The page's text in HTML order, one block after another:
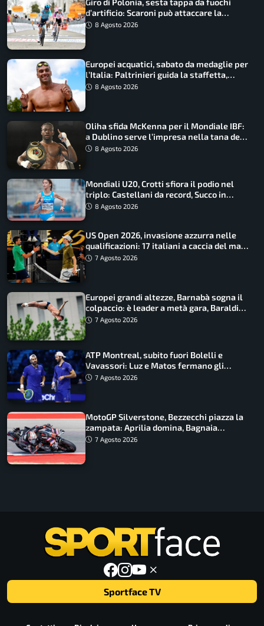
Giro di Polonia, sesta tappa da fuochi
d’artificio: Scaroni può attaccare la
maglia di Lemmen
8 Agosto 2026
Europei acquatici, sabato da medaglie per
l’Italia: Paltrinieri guida la staffetta,
Barnabà sogna l’oro dalle grandi altezze
8 Agosto 2026
Oliha sfida McKenna per il Mondiale IBF:
a Dublino serve l’impresa nella tana del
lupo8 Agosto 2026
Mondiali U20, Crotti sfiora il podio nel
triplo: Castellani da record, Succo in
finale
8 Agosto 2026
US Open 2026, invasione azzurra nelle
qualificazioni: 17 italiani a caccia del main
draw7 Agosto 2026
Europei grandi altezze, Barnabà sogna il
colpaccio: è leader a metà gara, Baraldi
ancora in corsa
7 Agosto 2026
ATP Montreal, subito fuori Bolelli e
Vavassori: Luz e Matos fermano gli
azzurri
7 Agosto 2026
MotoGP Silverstone, Bezzecchi piazza la
zampata: Aprilia domina, Bagnaia
costretto al Q1
7 Agosto 2026
Sportface TV